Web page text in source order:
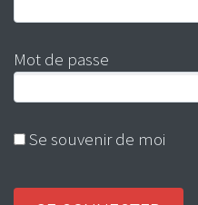
Mot de passe
Se souvenir de moi